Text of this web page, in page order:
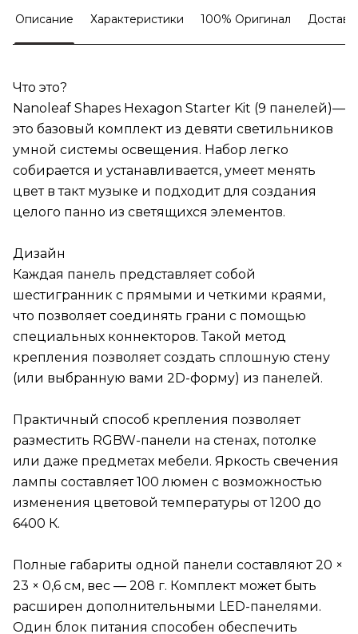
Описание Характеристики 100% Оригинал
Что это?
Nanoleaf Shapes Hexagon Starter Kit (9 панелей)—
это базовый комплект из девяти светильников
умной системы освещения. Набор легко
собирается и устанавливается, умеет менять
цвет в такт музыке и подходит для создания
целого панно из светящихся элементов.
Дизайн
Каждая панель представляет собой
шестигранник с прямыми и четкими краями,
что позволяет соединять грани с помощью
специальных коннекторов. Такой метод
крепления позволяет создать сплошную стену
(или выбранную вами 2D-форму) из панелей.
Практичный способ крепления позволяет
разместить RGBW-панели на стенах, потолке
или даже предметах мебели. Яркость свечения
лампы составляет 100 люмен с возможностью
изменения цветовой температуры от 1200 до
6400 К.
Полные габариты одной панели составляют 20 ×
23 × 0,6 см, вес — 208 г. Комплект может быть
расширен дополнительными LED-панелями.
Один блок питания способен обеспечить